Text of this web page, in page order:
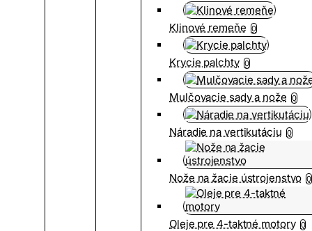
Klinové remeňe 0
Krycie palchty 0
Mulčovacie sady a nože 0
Náradie na vertikutáciu 0
Nože na žacie ústrojenstvo 0
Oleje pre 4-taktné motory 0